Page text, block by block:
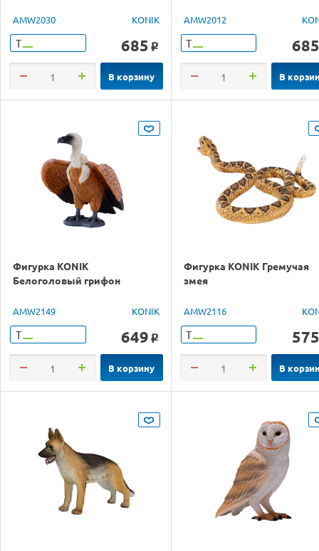
AMW2030 KONIK
Т 685 o
В корзину
AMW2012
Т 685
В
Фигурка KONIK
Белоголовый грифон
AMW2149 KONIK
Т 649 o
В корзину
Фигурка KONIK Гремучая
змея
AMW2116
Т 575
В